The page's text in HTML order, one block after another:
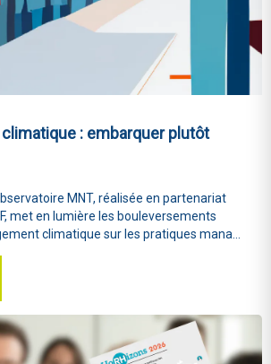
climatique : embarquer plutôt
MNT, réalisée en partenariat
met en lumière les bouleversements
climatique sur les pratiques mana...